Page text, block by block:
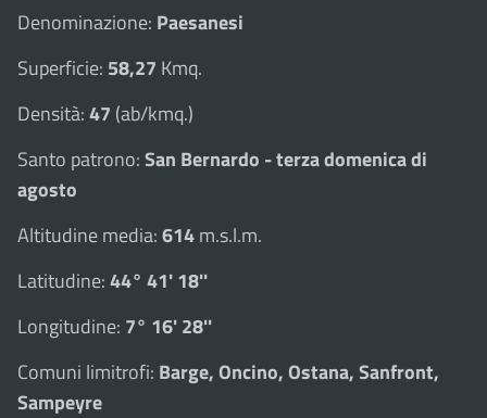
Denominazione: Paesanesi
Superficie: 58,27 Kmq.
Densità:47 (ab/kmq.)
Santo patrono:San Bernardo - terza domenica di
agosto
Altitudine media:614m.s.l.m.
Latitudine:44° 41' 18''
Longitudine: 7° 16' 28''
Comuni limitrofi: Barge, Oncino, Ostana, Sanfront,
Sampeyre